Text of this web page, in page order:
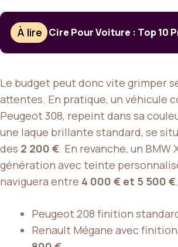
À lire Cire Pour Voiture : Top 10
Le budget peut donc vite grimper
attentes. En pratique, un véhicule
Peugeot 308, repeint dans sa
une laque brillante standard, se
des 2 200 €. En revanche, un BMW
génération avec teinte
naviguera entre 4 000 € et 5 500 €.
Peugeot 208 finition
Renault Mégane avec